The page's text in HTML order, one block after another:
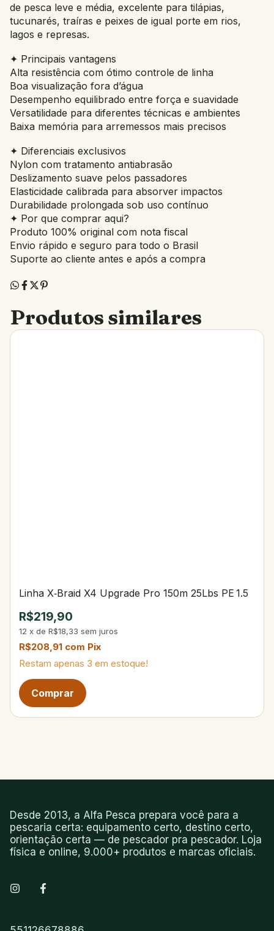
de pesca leve e média, excelente para tilápias,
tucunarés, traíras e peixes de igual porte em rios,
lagos e represas.
✦ Principais vantagens
Alta resistência com ótimo controle de linha
Boa visualização fora d’água
Desempenho equilibrado entre força e suavidade
Versatilidade para diferentes técnicas e ambientes
Baixa memória para arremessos mais precisos
✦ Diferenciais exclusivos
Nylon com tratamento antiabrasão
Deslizamento suave pelos passadores
Elasticidade calibrada para absorver impactos
Durabilidade prolongada sob uso contínuo
✦ Por que comprar aqui?
Produto 100% original com nota fiscal
Envio rápido e seguro para todo o Brasil
Suporte ao cliente antes e após a compra
Produtos similares
Linha X‑Braid X4 Upgrade Pro 150m 25Lbs PE 1.5
R$219,90
12 x de R$18,33 sem juros
R$208,91 com Pix
Restam apenas 3 em estoque!
Desde 2013, a Alfa Pesca prepara você para a
pescaria certa: equipamento certo, destino certo,
orientação certa — de pescador pra pescador. Loja
física e online, 9.000+ produtos e marcas oficiais.